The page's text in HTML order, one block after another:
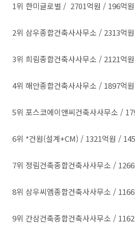
​1위 한미글로벌 / 2701억원 / 196억원
2위 삼우종합건축사사무소 / 2313억
3위 희림종합건축사사무소 / 2121억
4위 해안종합건축사사무소 / 1897억
5위 포스코에이앤씨건축사사무소 /
6위 *건원(설계+CM) / 1321억원 /
7위 정림건축종합건축사사무소 /
8위 삼우씨엠종합건축사사무소 /
9위 간삼건축종합건축사사무소 /